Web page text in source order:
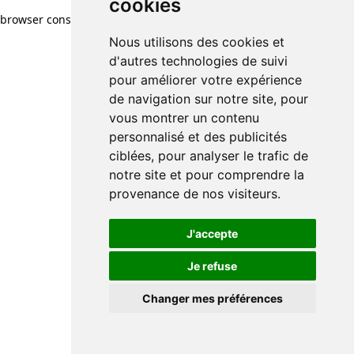
cookies
Nous utilisons des cookies et
d'autres technologies de suivi
pour améliorer votre expérience
de navigation sur notre site, pour
vous montrer un contenu
personnalisé et des publicités
ciblées, pour analyser le trafic de
notre site et pour comprendre la
provenance de nos visiteurs.
J'accepte
Je refuse
Changer mes préférences
browser console for more information)